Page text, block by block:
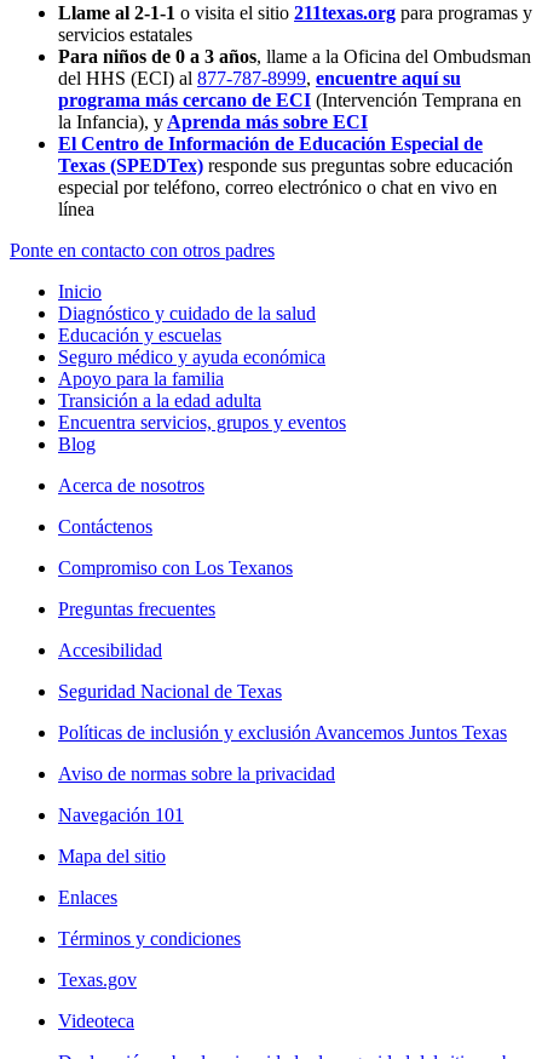
Llame al 2-1-1 o visita el sitio 211texas.org para programas y
servicios estatales
Para niños de 0 a 3 años, llame a la Oficina del Ombudsman
del HHS (ECI) al 877-787-8999, encuentre aquí su
programa más cercano de ECI (Intervención Temprana en
la Infancia), y Aprenda más sobre ECI
El Centro de Información de Educación Especial de
Texas (SPEDTex) responde sus preguntas sobre educación
especial por teléfono, correo electrónico o chat en vivo en
línea
Ponte en contacto con otros padres
Inicio
Diagnóstico y cuidado de la salud
Educación y escuelas
Seguro médico y ayuda económica
Apoyo para la familia
Transición a la edad adulta
Encuentra servicios, grupos y eventos
Blog
Acerca de nosotros
Contáctenos
Compromiso con Los Texanos
Preguntas frecuentes
Accesibilidad
Seguridad Nacional de Texas
Políticas de inclusión y exclusión Avancemos Juntos Texas
Aviso de normas sobre la privacidad
Navegación 101
Mapa del sitio
Enlaces
Términos y condiciones
Texas.gov
Videoteca